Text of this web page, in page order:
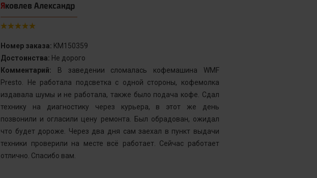
Яковлев Александр
Номер заказа: KM150359
Достоинства: Не дорого
Комментарий: В заведении сломалась кофемашина WMF
Presto. Не работала подсветка с одной стороны, кофемолка
издавала шумы и не работала, также было подача кофе. Сдал
технику на диагностику через курьера, в этот же день
позвонили и огласили цену ремонта. Был обрадован, ожидал
что будет дороже. Через два дня сам заехал в пункт выдачи
техники проверили на месте всё работает. Сейчас работает
отлично. Спасибо вам.